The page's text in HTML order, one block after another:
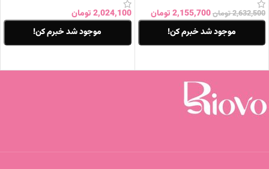
2,632,500تومان2,155,700تومان
موجود شد خبرم کن!
2,024,100تومان
موجود شد خبرم کن!